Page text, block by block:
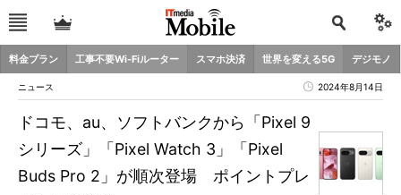
料金プラン 工事不要Wi-Fiルーター スマホ決済 世界を変える5G デジモノ
ニュース 2024年8月14日
ドコモ、au、ソフトバンクから「Pixel 9
シリーズ」「Pixel Watch 3」「Pixel
Buds Pro 2」が順次登場 ポイントプレ